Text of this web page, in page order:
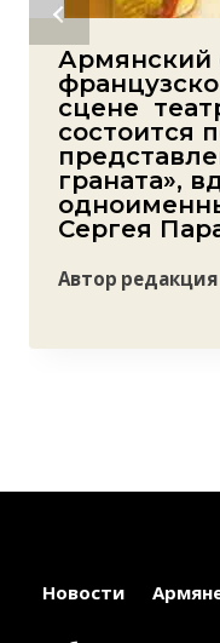
Армянский
сцене
состоится
граната»,
Сергея
Автор редакция
Новости